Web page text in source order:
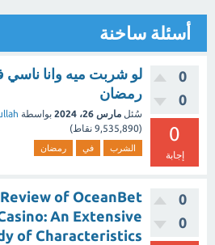
أسئلة ساخنة
0
0
0
إجابة
لو شربت ميه وانا ناسي
رمضان
سُئل مارس 26، 2024 بواسطة
(
9,535,890 نقاط)
الشرب في رمضان
0
0
Review of OceanBet
An Extensive
of Characteristics